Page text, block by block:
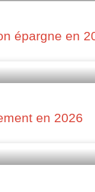
épargne en
en 2026